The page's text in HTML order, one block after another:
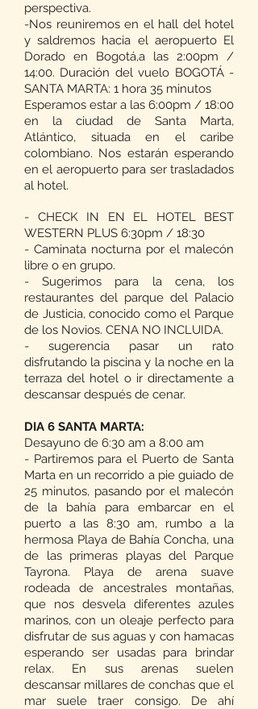
perspectiva.
-Nos reuniremos en el hall del hotel
y saldremos hacia el aeropuerto El
Dorado en Bogotá,a las 2:00pm /
14:00. Duración del vuelo BOGOTÁ -
SANTA MARTA: 1 hora 35 minutos
Esperamos estar a las 6:00pm / 18:00
en la ciudad de Santa Marta,
Atlántico, situada en el caribe
colombiano. Nos estarán esperando
en el aeropuerto para ser trasladados
al hotel.
- CHECK IN EN EL HOTEL BEST
WESTERN PLUS 6:30pm / 18:30
- Caminata nocturna por el malecón
libre o en grupo.
- Sugerimos para la cena, los
restaurantes del parque del Palacio
de Justicia, conocido como el Parque
de los Novios. CENA NO INCLUIDA.
- sugerencia pasar un rato
disfrutando la piscina y la noche en la
terraza del hotel o ir directamente a
descansar después de cenar.
DIA 6 SANTA MARTA:
Desayuno de 6:30 am a 8:00 am
- Partiremos para el Puerto de Santa
Marta en un recorrido a pie guiado de
25 minutos, pasando por el malecón
de la bahía para embarcar en el
puerto a las 8:30 am, rumbo a la
hermosa Playa de Bahía Concha, una
de las primeras playas del Parque
Tayrona. Playa de arena suave
rodeada de ancestrales montañas,
que nos desvela diferentes azules
marinos, con un oleaje perfecto para
disfrutar de sus aguas y con hamacas
esperando ser usadas para brindar
relax. En sus arenas suelen
descansar millares de conchas que el
mar suele traer consigo. De ahí